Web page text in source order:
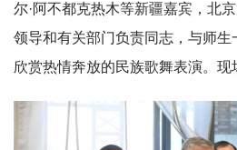
尔·阿不都克热木等新疆嘉宾，北
领导和有关部门负责同志，与师生
欣赏热情奔放的民族歌舞表演。现